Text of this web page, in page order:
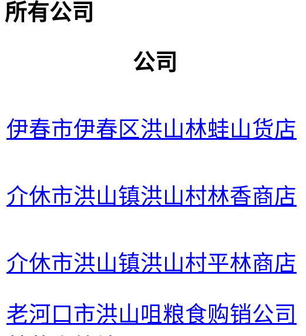
所有公司
公司
伊春市伊春区洪山林蛙山货店
介休市洪山镇洪山村林香商店
介休市洪山镇洪山村平林商店
老河口市洪山咀粮食购销公司